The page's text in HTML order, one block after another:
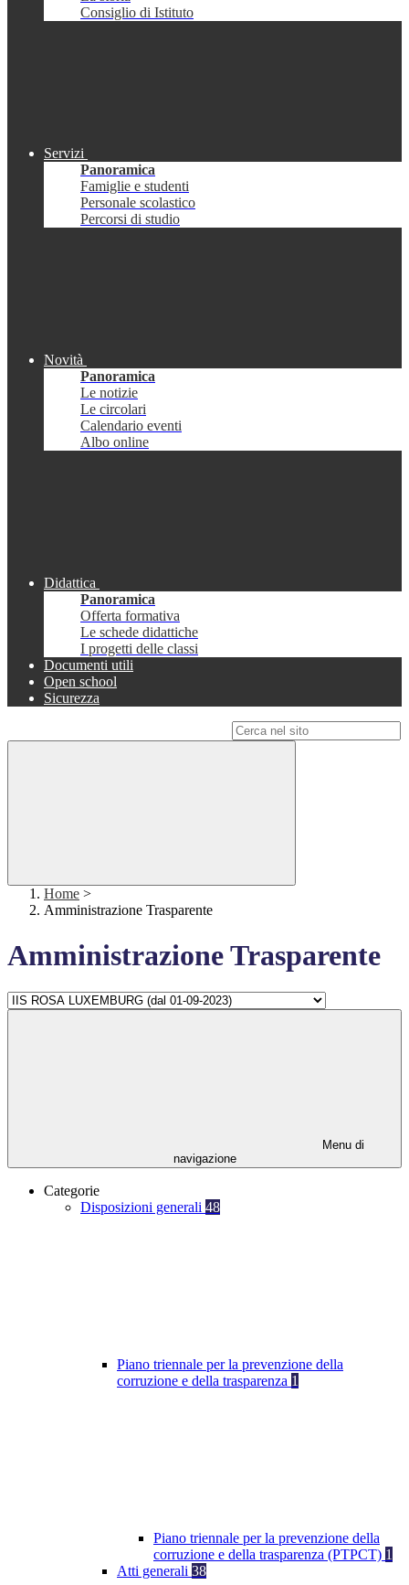
Consiglio di Istituto
Servizi
Panoramica
Famiglie e studenti
Personale scolastico
Percorsi di studio
Novità
Panoramica
Le notizie
Le circolari
Calendario eventi
Albo online
Didattica
Panoramica
Offerta formativa
Le schede didattiche
I progetti delle classi
Documenti utili
Open school
Sicurezza
Home >
Amministrazione Trasparente
Amministrazione Trasparente
Menu di
navigazione
Categorie
Disposizioni generali 48
Piano triennale per la prevenzione della
corruzione e della trasparenza 1
Piano triennale per la prevenzione della
corruzione e della trasparenza (PTPCT) 1
Atti generali 38